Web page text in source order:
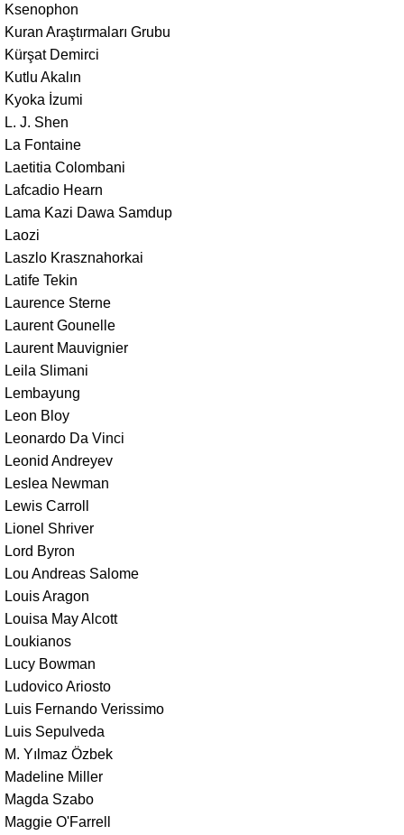
Ksenophon
Kuran Araştırmaları Grubu
Kürşat Demirci
Kutlu Akalın
Kyoka İzumi
L. J. Shen
La Fontaine
Laetitia Colombani
Lafcadio Hearn
Lama Kazi Dawa Samdup
Laozi
Laszlo Krasznahorkai
Latife Tekin
Laurence Sterne
Laurent Gounelle
Laurent Mauvignier
Leila Slimani
Lembayung
Leon Bloy
Leonardo Da Vinci
Leonid Andreyev
Leslea Newman
Lewis Carroll
Lionel Shriver
Lord Byron
Lou Andreas Salome
Louis Aragon
Louisa May Alcott
Loukianos
Lucy Bowman
Ludovico Ariosto
Luis Fernando Verissimo
Luis Sepulveda
M. Yılmaz Özbek
Madeline Miller
Magda Szabo
Maggie O'Farrell